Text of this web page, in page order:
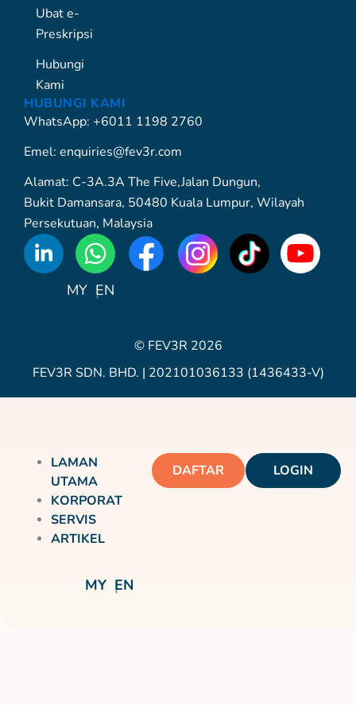
Ubat e-
Preskripsi
Hubungi
Kami
HUBUNGI KAMI
WhatsApp: +6011 1198 2760
Emel: enquiries@fev3r.com
Alamat: C-3A.3A The Five,Jalan Dungun,
Bukit Damansara, 50480 Kuala Lumpur, Wilayah
Persekutuan, Malaysia
WhatsApp
Icon
MY EN
© FEV3R 2026
FEV3R SDN. BHD. | 202101036133 (1436433-V)
LAMAN
UTAMA
KORPORAT
SERVIS
ARTIKEL
DAFTAR LOGIN
MY EN